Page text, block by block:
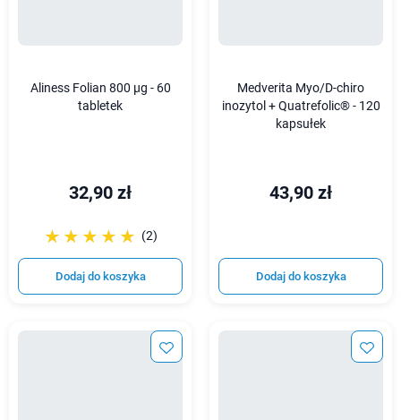
Aliness Folian 800 µg - 60
tabletek
32,90 zł
☆☆☆☆☆
★★★★★ (2)
Dodaj do koszyka
Medverita Myo/D-chiro
inozytol + Quatrefolic® - 120
kapsułek
43,90 zł
Dodaj do koszyka